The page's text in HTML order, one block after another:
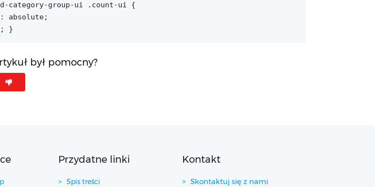
category-group-ui .count-ui {
absolute;
}
był pomocny?
Przydatne linki
Spis treści
Kontakt
Skontaktuj się z nami